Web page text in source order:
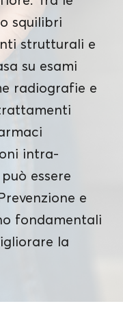
squilibri
strutturali e
su esami
radiografie e
intra-
essere
e
fondamentali
la